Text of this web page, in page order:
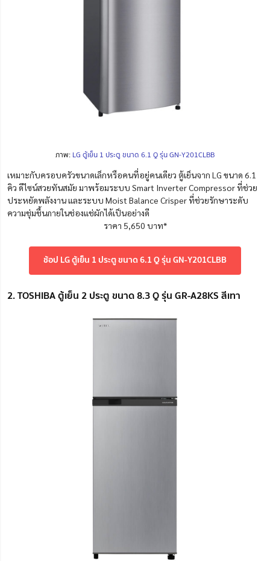
ภาพ: LG ตู้เย็น 1 ประตู ขนาด 6.1 Q รุ่น GN-Y201CLBB
เหมาะกับครอบครัวขนาดเล็กหรือคนที่อยู่คนเดียว ตู้เย็นจาก LG ขนาด 6.1
คิว ดีไซน์สวยทันสมัย มาพร้อมระบบ Smart Inverter Compressor ที่ช่วย
ประหยัดพลังงาน และระบบ Moist Balance Crisper ที่ช่วยรักษาระดับ
ความชุ่มชื้นภายในช่องแช่ผักได้เป็นอย่างดี
ราคา 5,650 บาท*
ช้อป LG ตู้เย็น 1 ประตู ขนาด 6.1 Q รุ่น GN-Y201CLBB
2. TOSHIBA ตู้เย็น 2 ประตู ขนาด 8.3 Q รุ่น GR-A28KS สีเทา